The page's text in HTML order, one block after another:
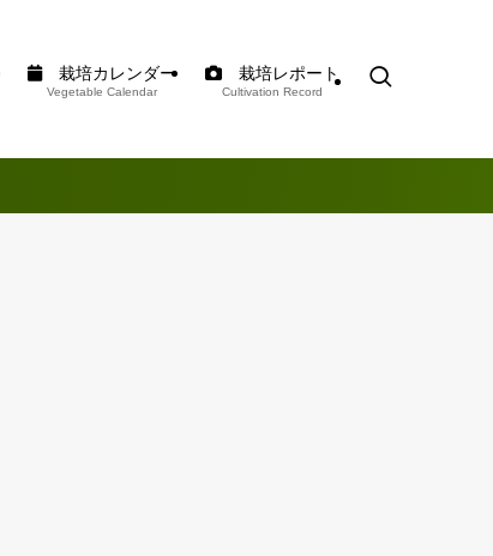
栽培カレンダー
Vegetable Calendar
栽培レポート
Cultivation Record